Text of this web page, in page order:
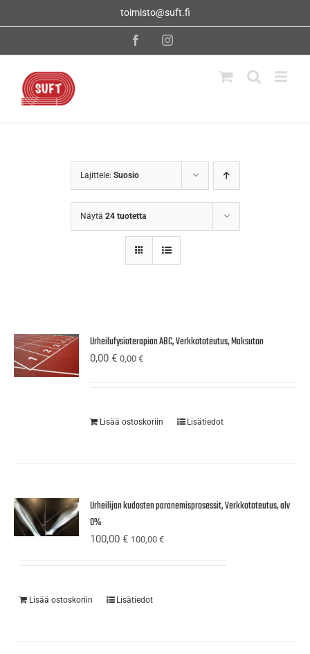
toimisto@suft.fi
FacebookInstagram
Lajittele: Suosio
Näytä 24 tuotetta
Urheilufysioterapian ABC, Verkkototeutus, Maksuton
0,00€ 0,00€
Lisää ostoskoriin Lisätiedot
Urheilijan kudosten paranemisprosessit, Verkkototeutus, alv
0%
100,00€ 100,00€
Lisää ostoskoriin Lisätiedot